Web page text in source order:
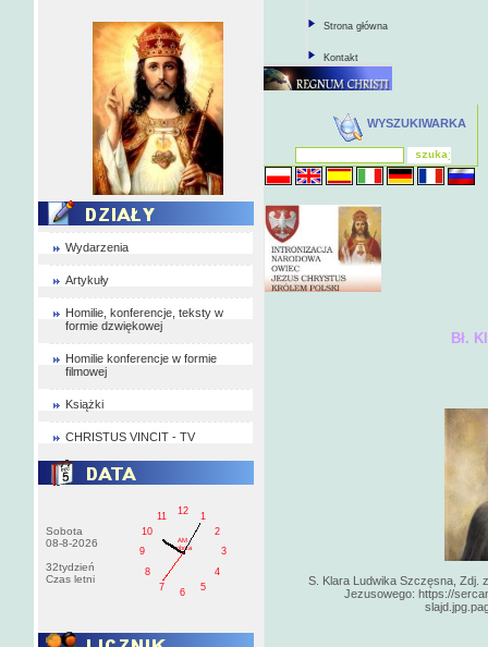
Wydarzenia
Artykuły
Homilie, konferencje, teksty w
formie dzwiękowej
Homilie konferencje w formie
filmowej
Książki
CHRISTUS VINCIT - TV
Sobota
08-8-2026
32tydzień
Czas letni
1
2
3
4
5
6
7
8
9
10
11
12
AM
sobota
Strona główna
Kontakt
WYSZUKIWARKA
Bł. Klara
S. Klara Ludwika Szczęsna, Zdj.
Jezusowego: https://